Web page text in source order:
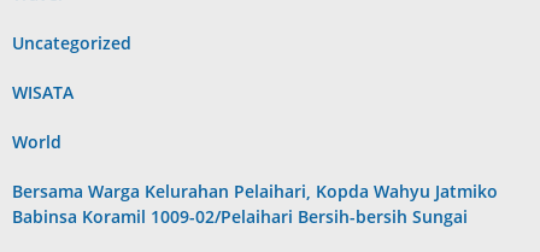
Uncategorized
WISATA
World
Bersama Warga Kelurahan Pelaihari, Kopda Wahyu Jatmiko
Babinsa Koramil 1009-02/Pelaihari Bersih-bersih Sungai